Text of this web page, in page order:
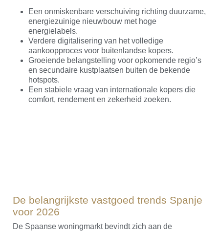
Een onmiskenbare verschuiving richting duurzame,
energiezuinige nieuwbouw met hoge
energielabels.
Verdere digitalisering van het volledige
aankoopproces voor buitenlandse kopers.
Groeiende belangstelling voor opkomende regio’s
en secundaire kustplaatsen buiten de bekende
hotspots.
Een stabiele vraag van internationale kopers die
comfort, rendement en zekerheid zoeken.
De belangrijkste vastgoed trends Spanje
voor 2026
De Spaanse woningmarkt bevindt zich aan de